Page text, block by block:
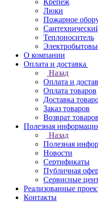
Крепеж
Люки
Пожарное
Теплоноситель
О компании
Оплата и доставка
Назад
Оплата и
Оплата товаров
Доставка
Заказ товаров
Возврат товаров
Полезная
Назад
Полезная
Новости
Сертификаты
Публичная
Сервисные
Реализованные
Контакты